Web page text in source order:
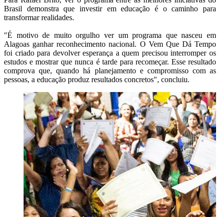
Brasil demonstra que investir em educação é o caminho para
transformar realidades.
"É motivo de muito orgulho ver um programa que nasceu em
Alagoas ganhar reconhecimento nacional. O Vem Que Dá Tempo
foi criado para devolver esperança a quem precisou interromper os
estudos e mostrar que nunca é tarde para recomeçar. Esse resultado
comprova que, quando há planejamento e compromisso com as
pessoas, a educação produz resultados concretos", concluiu.